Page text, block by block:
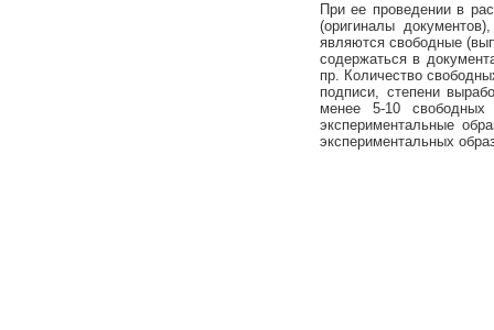
При ее проведении в
(оригиналы
являются свободные
содержаться в
пр. Количество
подписи, степени
менее 5-10 свободных
экспериментальные
экспериментальных